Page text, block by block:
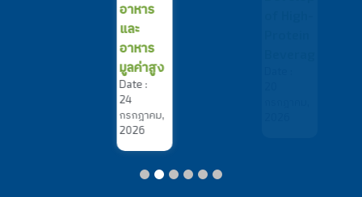
อาหาร
และ
อาหาร
มูลค่าสูง
Date :
24
กรกฎาคม,
2026